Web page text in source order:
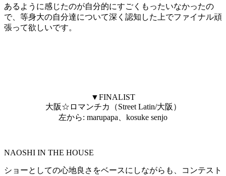
あるように感じたのが自分的にすごくもったいなかったの
で、等身大の自分達について深く認知した上でファイナル頑
張って欲しいです。
▼FINALIST
大阪☆ロマンチカ（Street Latin/大阪）
左から: marupapa、kosuke senjo
NAOSHI IN THE HOUSE
ショーとしての心地良さをベースにしながらも、コンテスト